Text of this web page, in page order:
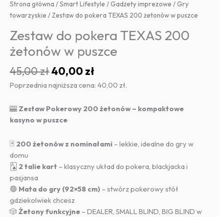
Strona główna /Smart Lifestyle / Gadżety imprezowe / Gry
towarzyskie / Zestaw do pokera TEXAS 200 żetonów w puszce
Zestaw do pokera TEXAS 200
żetonów w puszce
45,00złPierwotna
cena
wynosiła:
45,00 zł.
40,00 złAktualna
cena
wynosi:
40,00 zł.
Poprzednia najniższa cena: 40,00 zł.
🎰 Zestaw Pokerowy 200 żetonów – kompaktowe
kasyno w puszce
🃏 200 żetonów z nominałami – lekkie, idealne do gry w
domu
🂡 2 talie kart – klasyczny układ do pokera, blackjacka i
pasjansa
🟢 Mata do gry (92×58 cm) – stwórz pokerowy stół
gdziekolwiek chcesz
🎲 Żetony funkcyjne – DEALER, SMALL BLIND, BIG BLIND w